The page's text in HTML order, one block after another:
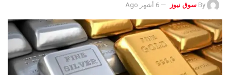
By سوق نيوز 6 أشهر Ago